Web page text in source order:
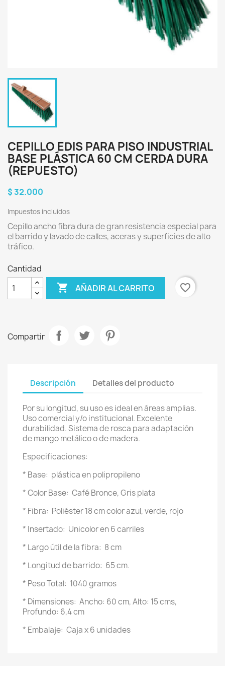
CEPILLO EDIS PARA PISO INDUSTRIAL
BASE PLÁSTICA 60 CM CERDA DURA
(REPUESTO)
$ 32.000
Impuestos incluidos
Cepillo ancho fibra dura de gran resistencia especial para
el barrido y lavado de calles, aceras y superficies de alto
tráfico.
Cantidad
 AÑADIR AL CARRITO favorite_border
Compartir
Descripción Detalles del producto
Por su longitud, su uso es ideal en áreas amplias.
Uso comercial y/o institucional. Excelente
durabilidad. Sistema de rosca para adaptación
de mango metálico o de madera.
Especificaciones:
* Base: plástica en polipropileno
* Color Base: Café Bronce, Gris plata
* Fibra: Poliéster 18 cm color azul, verde, rojo
* Insertado: Unicolor en 6 carriles
* Largo útil de la fibra: 8 cm
* Longitud de barrido: 65 cm.
* Peso Total: 1040 gramos
* Dimensiones: Ancho: 60 cm, Alto: 15 cms,
Profundo: 6,4 cm
* Embalaje: Caja x 6 unidades